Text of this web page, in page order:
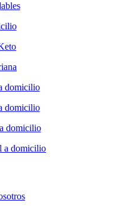
domicilio
domicilio
domicilio
a domicilio